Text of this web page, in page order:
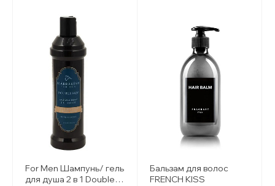
For Men Шампунь/ гель
для душа 2 в 1 Double
Бальзам для волос
FRENCH KISS